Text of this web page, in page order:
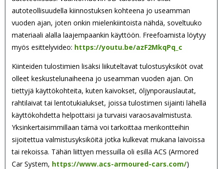
autoteollisuudella kiinnostuksen kohteena jo useamman
vuoden ajan, joten onkin mielenkiintoista nähdä, soveltuuko
materiaali alalla laajempaankin käyttöön. Freefoamista löytyy
myös esittelyvideo: https://youtu.be/azF2MkqPq_c
Kiinteiden tulostimien lisäksi liikuteltavat tulostusyksiköt ovat
olleet keskustelunaiheena jo useamman vuoden ajan. On
tiettyjä käyttökohteita, kuten kaivokset, öljynporauslautat,
rahtilaivat tai lentotukialukset, joissa tulostimen sijainti lähellä
käyttökohdetta helpottaisi ja turvaisi varaosavalmistusta.
Yksinkertaisimmillaan tämä voi tarkoittaa merikontteihin
sijoitettua valmistusyksiköitä jotka kulkevat mukana laivoissa
tai rekoissa. Tähän liittyen messuilla oli esillä ACS (Armored
Car System, https://www.acs-armoured-cars.com/)